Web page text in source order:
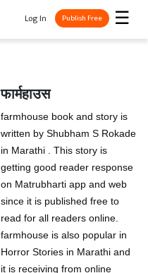
☰
Log In Publish Free
फार्महाउस
farmhouse book and story is
written by Shubham S Rokade
in Marathi . This story is
getting good reader response
on Matrubharti app and web
since it is published free to
read for all readers online.
farmhouse is also popular in
Horror Stories in Marathi and
it is receiving from online